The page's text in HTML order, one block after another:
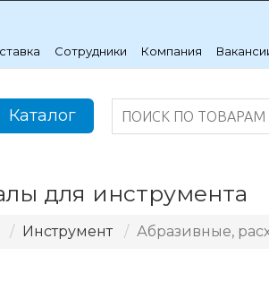
Сотрудники Компания
Каталог
для инструмента
Инструмент Абразивные,